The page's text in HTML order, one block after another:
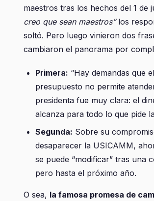
maestros tras los hechos del 1 de
creo que sean maestros”los
soltó. Pero luego vinieron dos
cambiaron el panorama por
Primera: “Hay demandas que el
presupuesto no permite
presidenta fue muy clara: el
alcanza para todo lo que pide
Segunda: Sobre su
desaparecer la USICAMM,
se puede “modificar” tras una
pero hasta el próximo año.
O sea, la famosa promesa de